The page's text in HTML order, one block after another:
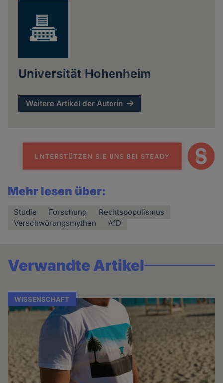
Universität Hohenheim
Weitere Artikel der Autorin
Mehr lesen über:
Studie Forschung
Rechtspopulismus
Verschwörungsmythen
AfD
Verwandte Artikel
WISSENSCHAFT